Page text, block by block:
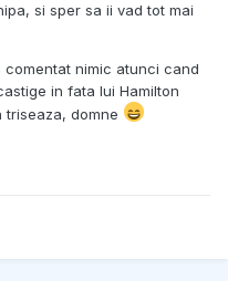
si sper sa ii vad tot mai
nimic atunci cand
in fata lui Hamilton
triseaza, domne